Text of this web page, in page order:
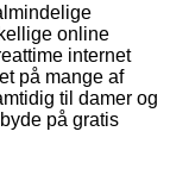
online
internet
på mange af
til damer og
på gratis